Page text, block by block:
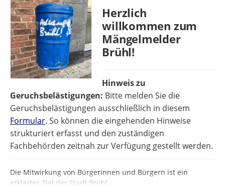
Herzlich
willkommen zum
Mängelmelder
Brühl!
Hinweis zu
Geruchsbelästigungen: Bitte melden Sie die
Geruchsbelästigungen ausschließlich in diesem
Formular. So können die eingehenden Hinweise
strukturiert erfasst und den zuständigen
Fachbehörden zeitnah zur Verfügung gestellt werden.
Die Mitwirkung von Bürgerinnen und Bürgern ist ein
erklärtes Ziel der Stadt Brühl.